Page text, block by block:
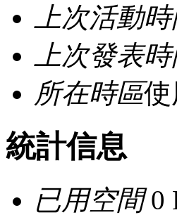
上次活動
上次發表
所在時區
統計信息
已用空間0